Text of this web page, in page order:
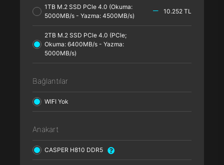
1TB M.2 SSD PCle 4.0 (Okuma:
5000MB/s - Yazma: 4500MB/s)
10.252 TL
2TB M.2 SSD PCle 4.0 (PCle;
Okuma: 6400MB/s - Yazma:
5000MB/s)
Bağlantılar
WIFI Yok
Anakart
CASPER H810 DDR5